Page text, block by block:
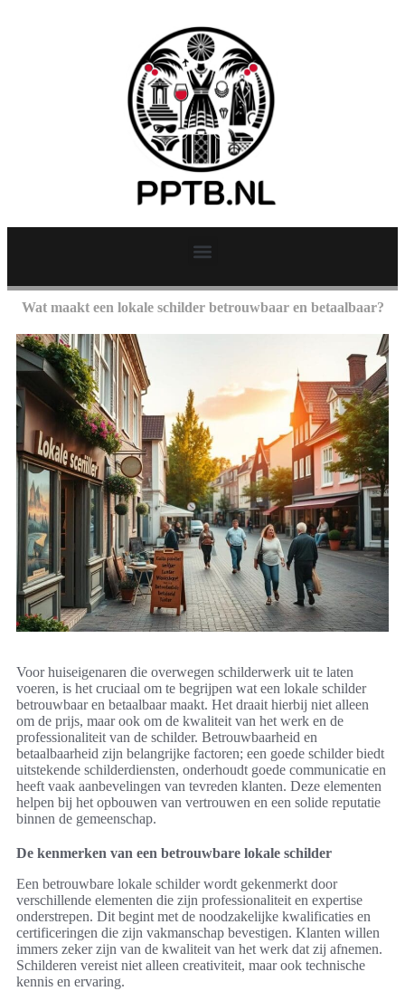
Wat maakt een lokale schilder betrouwbaar en betaalbaar?
Voor huiseigenaren die overwegen schilderwerk uit te laten
voeren, is het cruciaal om te begrijpen wat een lokale schilder
betrouwbaar en betaalbaar maakt. Het draait hierbij niet alleen
om de prijs, maar ook om de kwaliteit van het werk en de
professionaliteit van de schilder. Betrouwbaarheid en
betaalbaarheid zijn belangrijke factoren; een goede schilder biedt
uitstekende schilderdiensten, onderhoudt goede communicatie en
heeft vaak aanbevelingen van tevreden klanten. Deze elementen
helpen bij het opbouwen van vertrouwen en een solide reputatie
binnen de gemeenschap.
De kenmerken van een betrouwbare lokale schilder
Een betrouwbare lokale schilder wordt gekenmerkt door
verschillende elementen die zijn professionaliteit en expertise
onderstrepen. Dit begint met de noodzakelijke kwalificaties en
certificeringen die zijn vakmanschap bevestigen. Klanten willen
immers zeker zijn van de kwaliteit van het werk dat zij afnemen.
Schilderen vereist niet alleen creativiteit, maar ook technische
kennis en ervaring.